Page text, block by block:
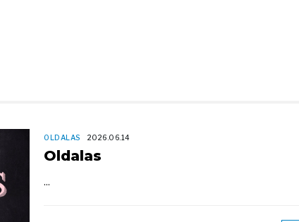
OLDALAS 2026.06.14
Oldalas
...